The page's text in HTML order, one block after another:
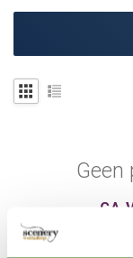
Geen
GA